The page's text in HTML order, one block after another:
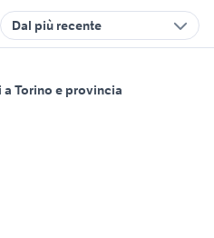
Dal più recente
Torino e provincia